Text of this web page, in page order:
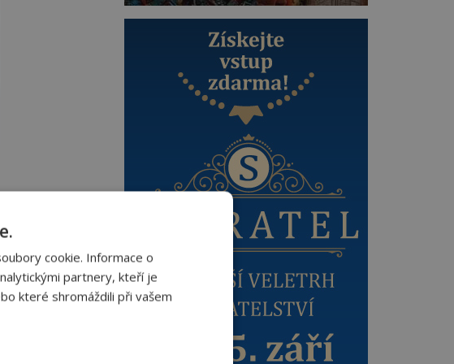
cookie. Informace o
partnery, kteří je
které shromáždili při vašem